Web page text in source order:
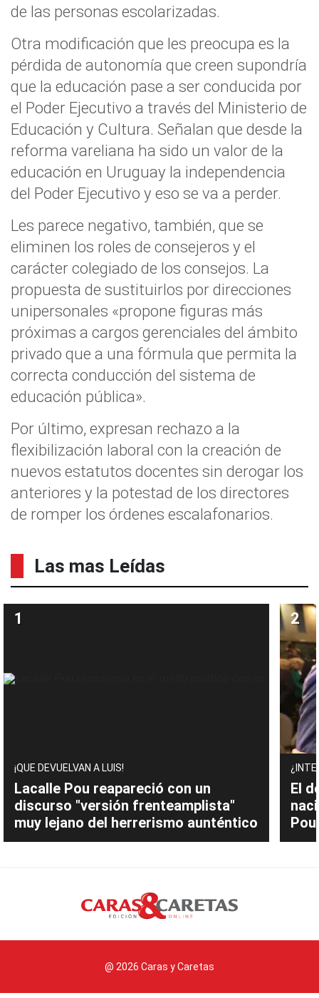
de las personas escolarizadas.
Otra modificación que les preocupa es la
pérdida de autonomía que creen supondría
que la educación pase a ser conducida por
el Poder Ejecutivo a través del Ministerio de
Educación y Cultura. Señalan que desde la
reforma vareliana ha sido un valor de la
educación en Uruguay la independencia
del Poder Ejecutivo y eso se va a perder.
Les parece negativo, también, que se
eliminen los roles de consejeros y el
carácter colegiado de los consejos. La
propuesta de sustituirlos por direcciones
unipersonales «propone figuras más
próximas a cargos gerenciales del ámbito
privado que a una fórmula que permita la
correcta conducción del sistema de
educación pública».
Por último, expresan rechazo a la
flexibilización laboral con la creación de
nuevos estatutos docentes sin derogar los
anteriores y la potestad de los directores
de romper los órdenes escalafonarios.
Las mas Leídas
¡QUE DEVUELVAN A LUIS!
Lacalle Pou reapareció con un
discurso "versión frenteamplista"
muy lejano del herrerismo aunténtico
El
@ 2026 Caras y Caretas